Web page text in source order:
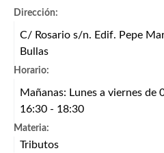
Dirección:
C/ Rosario s/n. Edif. Pepe
Bullas
Horario:
Mañanas: Lunes a viernes
16:30 - 18:30
Materia:
Tributos